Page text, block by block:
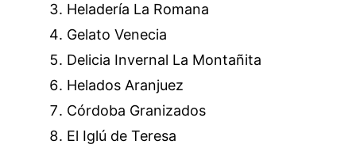
Heladería La Romana
Gelato Venecia
Delicia Invernal La Montañita
Helados Aranjuez
Córdoba Granizados
El Iglú de Teresa